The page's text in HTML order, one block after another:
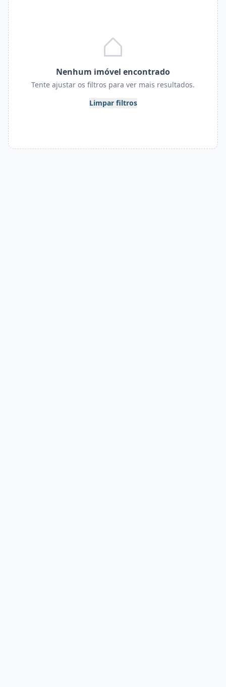
Nenhum imóvel encontrado
Tente ajustar os filtros para ver mais resultados.
Limpar filtros